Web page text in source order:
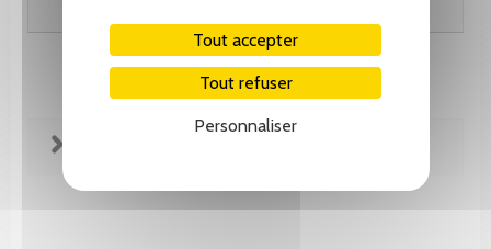
Tout accepter
Tout refuser
Personnaliser